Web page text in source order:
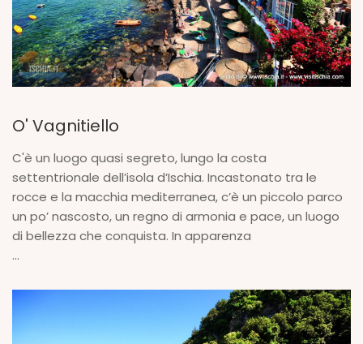
O' Vagnitiello
C'è un luogo quasi segreto, lungo la costa
settentrionale dell’isola d’Ischia. Incastonato tra le
rocce e la macchia mediterranea, c’è un piccolo parco
un po’ nascosto, un regno di armonia e pace, un luogo
di bellezza che conquista. In apparenza
...